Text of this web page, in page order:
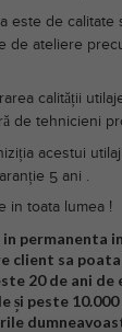
este de calitate
de ateliere
calității
de tehnicieni
acestui
5 ani .
in toata lumea !
in permanenta
client sa
20 de ani
și peste